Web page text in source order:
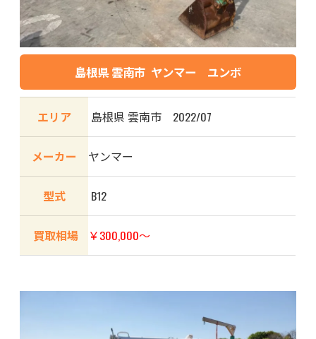
島根県 雲南市 ヤンマー ユンボ
エリア 島根県 雲南市 2022/07
メーカー ヤンマー
型式 B12
買取相場 ￥300,000～